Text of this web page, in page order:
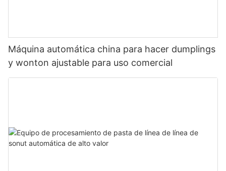
Máquina automática china para hacer dumplings
y wonton ajustable para uso comercial